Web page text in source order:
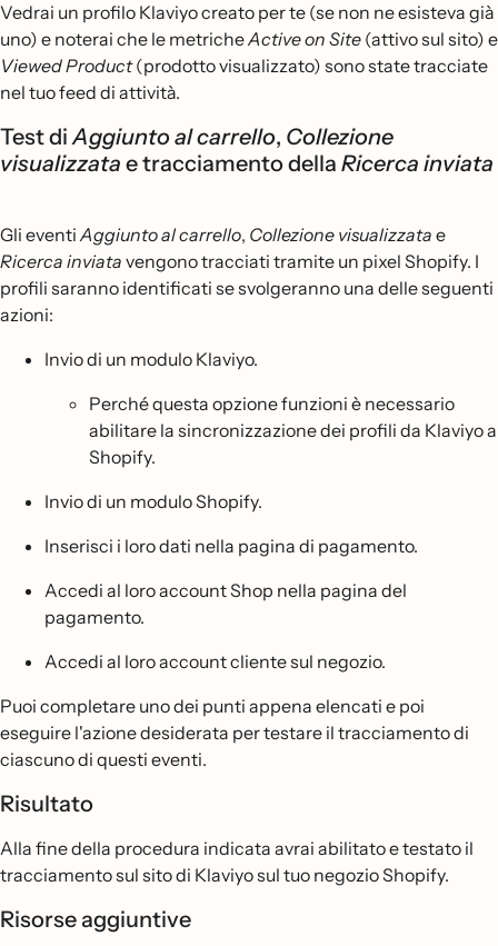
Vedrai un profilo Klaviyo creato per te (se non ne esisteva già
uno) e noterai che le metricheActive on Site (attivo sul sito) e
Viewed Product(prodotto visualizzato) sono state tracciate
nel tuo feed di attività.
Test diAggiunto al carrello, Collezione
visualizzata e tracciamento della Ricerca inviata
Gli eventiAggiunto al carrello, Collezione visualizzata e
Ricerca inviata vengono tracciati tramite un pixel Shopify. I
profili saranno identificati se svolgeranno una delle seguenti
azioni:
Invio di un modulo Klaviyo.
Perché questa opzione funzioni è necessario
abilitare la sincronizzazione dei profili da Klaviyo a
Shopify.
Invio di un modulo Shopify.
Inserisci i loro dati nella pagina di pagamento.
Accedi al loro account Shop nella pagina del
pagamento.
Accedi al loro account cliente sul negozio.
Puoi completare uno dei punti appena elencati e poi
eseguire l'azione desiderata per testare il tracciamento di
ciascuno di questi eventi.
Risultato
Alla fine della procedura indicata avrai abilitato e testato il
tracciamento sul sito di Klaviyo sul tuo negozio Shopify.
Risorse aggiuntive